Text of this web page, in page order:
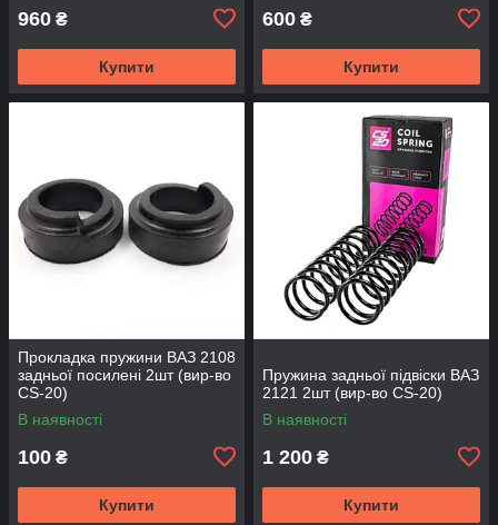
960 ₴
Купити
600 ₴
Купити
Прокладка пружини ВАЗ 2108
задньої посилені 2шт (вир-во
CS-20)
В наявності
100 ₴
Купити
Пружина задньої підвіски ВАЗ
2121 2шт (вир-во CS-20)
В наявності
1 200 ₴
Купити